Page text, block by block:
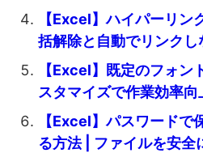
【Excel】ハイパーリン
括解除と自動でリンクし
【Excel】既定のフォン
スタマイズで作業効率向
【Excel】パスワードで
る方法 | ファイルを安全